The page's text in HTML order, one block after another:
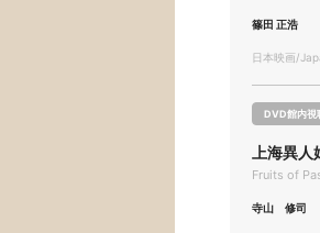
篠田 正浩
日本映画/
DVD館内視
上海異
Fruits of
寺山 修司